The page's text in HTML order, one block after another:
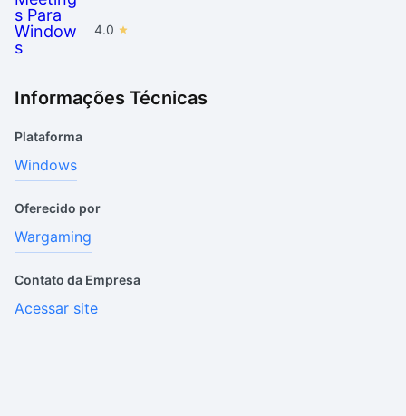
4.0
Informações Técnicas
Plataforma
Windows
Oferecido por
Wargaming
Contato da Empresa
Acessar site